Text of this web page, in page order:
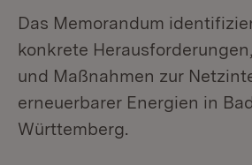
Das Memorandum
konkrete
und Maßnahmen zur
erneuerbarer Energien in
Württemberg.